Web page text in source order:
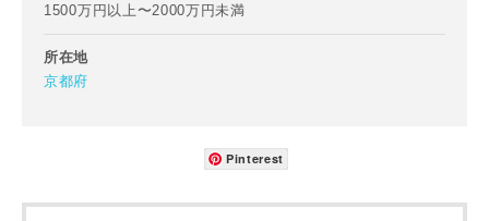
1500万円以上〜2000万円未満
所在地
京都府
Pinterest